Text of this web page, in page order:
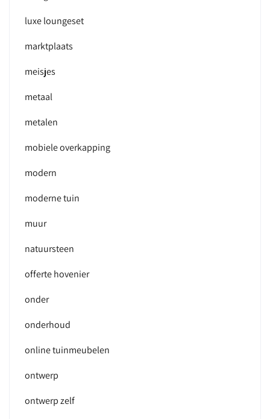
luxe loungeset
marktplaats
meisjes
metaal
metalen
mobiele overkapping
modern
moderne tuin
muur
natuursteen
offerte hovenier
onder
onderhoud
online tuinmeubelen
ontwerp
ontwerp zelf